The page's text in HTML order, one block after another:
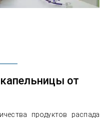
от
продуктов распада